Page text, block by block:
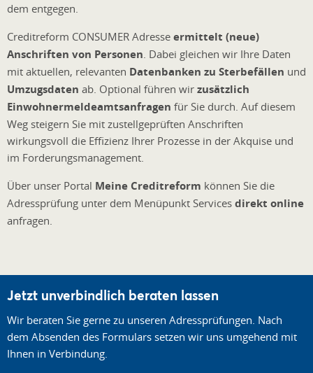
dem entgegen.
Creditreform CONSUMER Adresse ermittelt (neue)
Anschriften von Personen . Dabei gleichen wir Ihre Daten
mit aktuellen, relevanten Datenbanken zu Sterbefällen und
Umzugsdaten ab. Optional führen wir zusätzlich
Einwohnermeldeamtsanfragen für Sie durch. Auf diesem
Weg steigern Sie mit zustellgeprüften Anschriften
wirkungsvoll die Effizienz Ihrer Prozesse in der Akquise und
im Forderungsmanagement.
Über unser Portal Meine Creditreform können Sie die
Adressprüfung unter dem Menüpunkt Services direkt online
anfragen.
Jetzt unverbindlich beraten lassen
Wir beraten Sie gerne zu unseren Adressprüfungen. Nach
dem Absenden des Formulars setzen wir uns umgehend mit
Ihnen in Verbindung.